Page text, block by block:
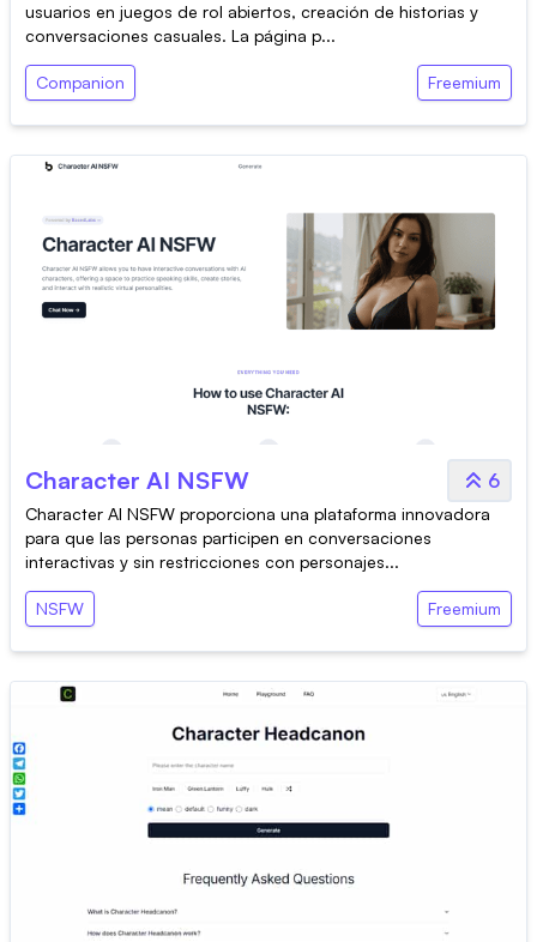
usuarios en juegos de rol abiertos, creación de historias y
conversaciones casuales. La página p...
Companion Freemium
Character AI NSFW 6
Character AI NSFW proporciona una plataforma innovadora
para que las personas participen en conversaciones
interactivas y sin restricciones con personajes...
NSFW Freemium